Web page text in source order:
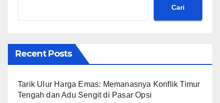
Cari
Recent Posts
Tarik Ulur Harga Emas: Memanasnya Konflik Timur
Tengah dan Adu Sengit di Pasar Opsi